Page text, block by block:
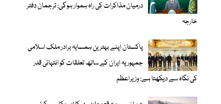
درمیان مذاکرات کی راہ ہموار ہوگی: ترجمان دفتر
خارجہ
پاکستان اپنے بہترین ہمسایہ برادر ملک اسلامی
جمہوریہ ایران کے ساتھ تعلقات کو انتہائی قدر
کی نگاہ سے دیکھتا ہے: وزیراعظم